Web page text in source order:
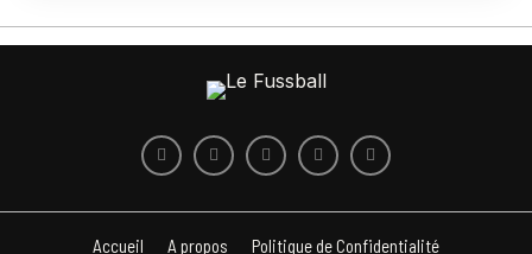
Accueil A propos Politique de Confidentialité